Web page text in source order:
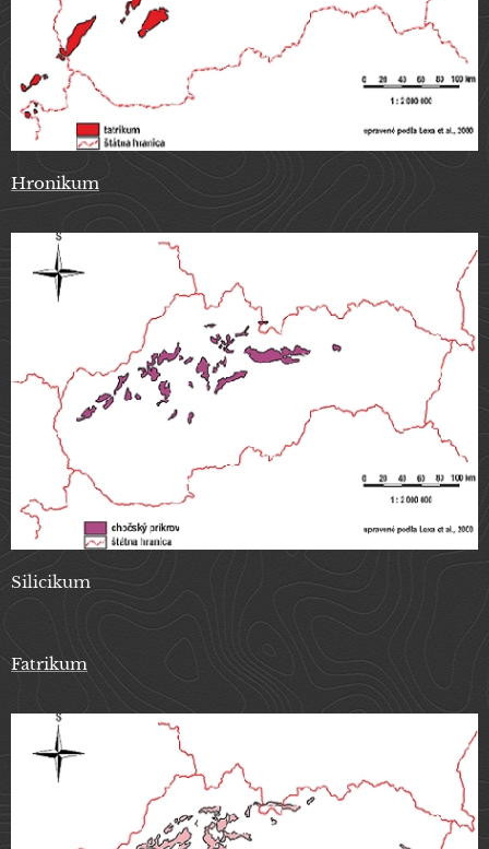
Hronikum
Silicikum
Fatrikum